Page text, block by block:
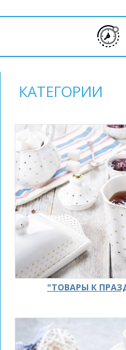
КАТЕГОРИИ
"ТОВАРЫ К